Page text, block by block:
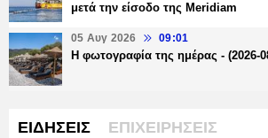
μετά την είσοδο της Meridiam
05 Αυγ 2026 09:01
Η φωτογραφία της ημέρας - (2026-
ΕΙΔΗΣΕΙΣ ΕΠΙΧΕΙΡΗΣΕΙΣ